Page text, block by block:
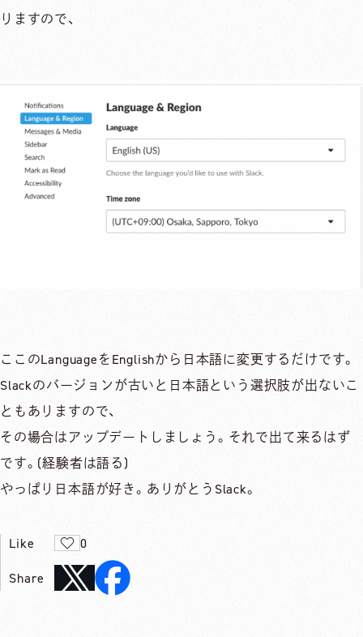
りますので、
ここのLanguageをEnglishから日本語に変更するだけです。
Slackのバージョンが古いと日本語という選択肢が出ないこ
ともありますので、
その場合はアップデートしましょう。それで出て来るはず
です。(経験者は語る)
やっぱり日本語が好き。ありがとうSlack。
Like 0
Share